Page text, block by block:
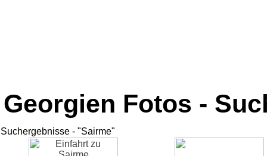
Georgien Fotos -
Suchergebnisse - "Sairme"